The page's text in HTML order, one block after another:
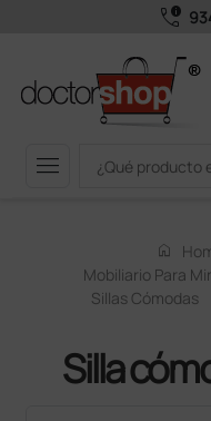
call_quality
menu
home
Mobiliario Para
Sillas Cómodas
Silla